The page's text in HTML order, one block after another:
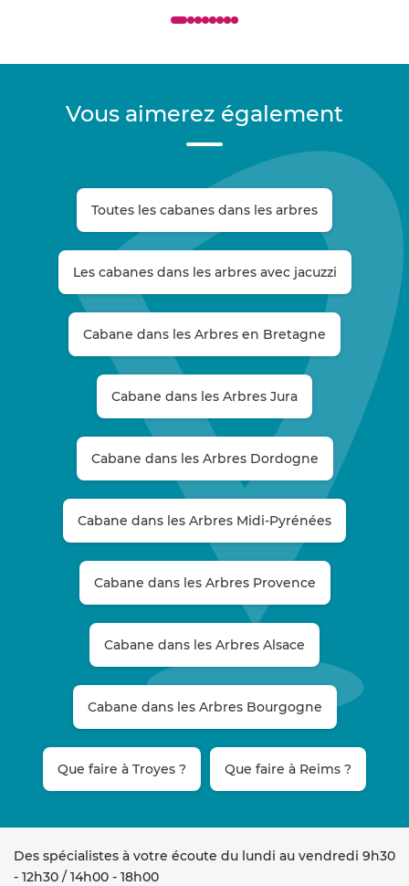
Vous aimerez également
Toutes les cabanes dans les arbres
Les cabanes dans les arbres avec jacuzzi
Cabane dans les Arbres en Bretagne
Cabane dans les Arbres Jura
Cabane dans les Arbres Dordogne
Cabane dans les Arbres Midi-Pyrénées
Cabane dans les Arbres Provence
Cabane dans les Arbres Alsace
Cabane dans les Arbres Bourgogne
Que faire à Troyes ? Que faire à Reims ?
Des spécialistes à votre écoute du lundi au vendredi 9h30
- 12h30 / 14h00 - 18h00